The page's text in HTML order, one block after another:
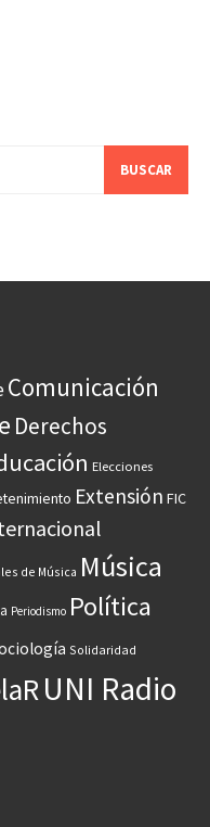
Comunicación
Derechos
Elecciones
Extensión FIC
de Música Música
Periodismo Política
Solidaridad
UNI Radio